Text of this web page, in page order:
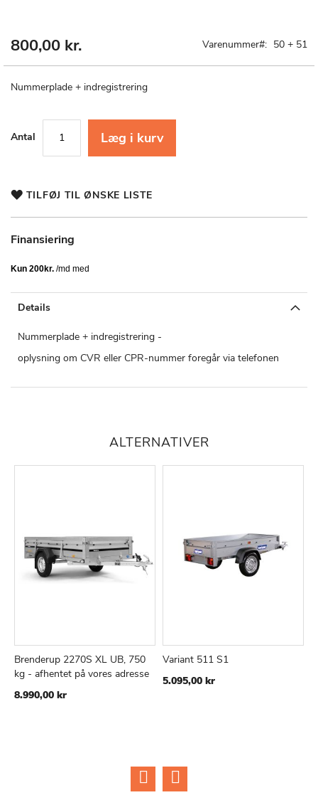
800,00 kr. Varenummer 50 + 51
Nummerplade + indregistrering
Antal Læg i kurv
TILFØJ TIL ØNSKE LISTE
Finansiering
Gå
af
Details
Nummerplade + indregistrering -
oplysning om CVR eller CPR-nummer foregår via telefonen
ALTERNATIVER
Læg i kurv
TILFØJ
SAMMENLIGN
Brenderup 2270S XL UB, 750
kg - afhentet på vores adresse
8.990,00 kr
Variant 511 S1
5.095,00 kr